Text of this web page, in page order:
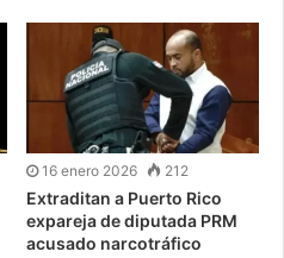
16 enero 2026 212
Extraditan a Puerto Rico
expareja de diputada PRM
acusado narcotráfico